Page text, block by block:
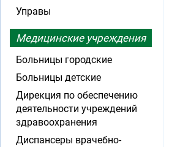
Управы
Медицинские учреждения
Больницы городские
Больницы детские
Дирекция по обеспечению
деятельности учреждений
здравоохранения
Диспансеры врачебно-